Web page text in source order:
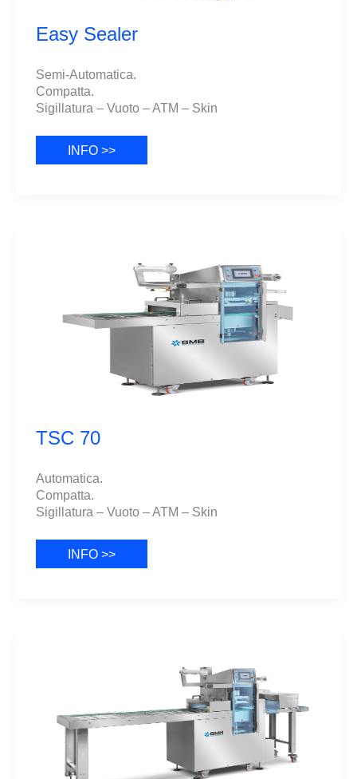
Easy Sealer
Semi-Automatica.
Compatta.
Sigillatura – Vuoto – ATM – Skin
Easy
Sealer
INFO >>
TSC 70
Automatica.
Compatta.
Sigillatura – Vuoto – ATM – Skin
TSC
70
INFO >>